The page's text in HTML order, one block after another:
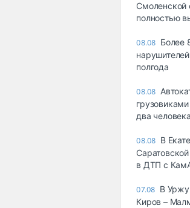
Смоленской
полностью
08.08 Более
полгода
08.08
два человека
08.08 В
в ДТП с
07.08 В
Киров –